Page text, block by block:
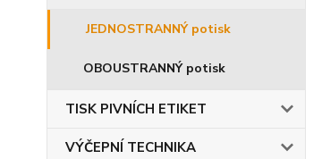
JEDNOSTRANNÝ potisk
OBOUSTRANNÝ potisk
TISK PIVNÍCH ETIKET
VÝČEPNÍ TECHNIKA